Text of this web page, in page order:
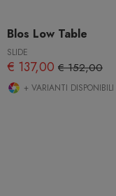
Blos Low Table
SLIDE
€ 137,00 € 152,00
+ VARIANTI DISPONIBILI